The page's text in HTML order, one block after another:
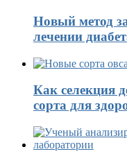
Новый метод
лечении
Как селекция
сорта для